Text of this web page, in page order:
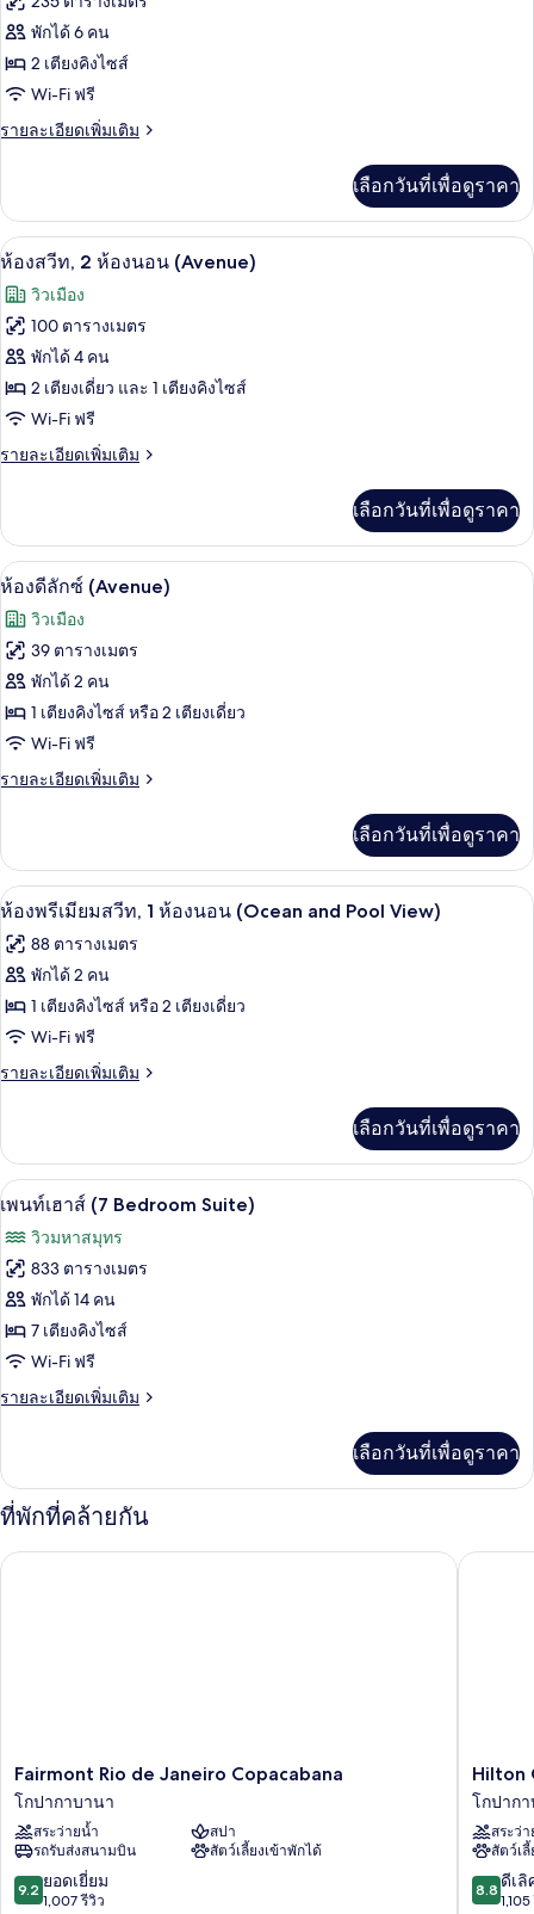
ของ
ห้อง
สวีท,
2
(Copacabana)
พักได้ 6 คน
2 เตียงคิงไซส์
Wi-Fi ฟรี
รายละเอียดเพิ่มเติม
ราย
เกี่ยว
กับ
ห้อง
ท,
2
นอน
(Copacabana)
เลือกวันที่เพื่อดูราคา
เปิด
ภาพถ่าย
ทั้งหมด
ของ
ห้อง
สวีท,
2
(Avenue)
เครื่องนอนระดับพรีเมียม, มินิบาร์, ตู้นิ
6
ห้องสวีท, 2 ห้องนอน (Avenue)
วิวเมือง
100 ตารางเมตร
พักได้ 4 คน
2 เตียงเดี่ยว และ 1 เตียงคิงไซส์
Wi-Fi ฟรี
รายละเอียดเพิ่มเติม
ราย
เกี่ยว
กับ
ห้อง
ท,
2
นอน
(Avenue)
เลือกวันที่เพื่อดูราคา
เปิด
ภาพถ่าย
ทั้งหมด
ของ
ห้อง
ดี
ลัก
(Avenue)
เครื่องนอนระดับพรีเมียม, มินิบาร์, ตู้นิ
7
ห้องดีลักซ์ (Avenue)
วิวเมือง
39 ตารางเมตร
พักได้ 2 คน
1 เตียงคิงไซส์ หรือ 2 เตียงเดี่ยว
Wi-Fi ฟรี
รายละเอียดเพิ่มเติม
ราย
เกี่ยว
กับ
ห้อง
ลัก
ซ์
เลือกวันที่เพื่อดูราคา
เปิด
ภาพถ่าย
ทั้งหมด
ของ
ห้อง
พรีเมียม
ห้อง
นอน
(Ocean
and
Pool
View)
เครื่องนอนระดับพรีเมียม, มินิบาร์, ตู้นิ
7
ห้องพรีเมียมสวีท, 1 ห้องนอน (Ocean and Pool View)
88 ตารางเมตร
พักได้ 2 คน
1 เตียงคิงไซส์ หรือ 2 เตียงเดี่ยว
Wi-Fi ฟรี
รายละเอียดเพิ่มเติม
ราย
เกี่ยว
กับ
ห้อง
สวี
ท,
ห้อง
นอน
(Ocean
and
Pool
เลือกวันที่เพื่อดูราคา
เปิด
ภาพถ่าย
ทั้งหมด
ของ
เพ
นท์
เฮา
(7
Bedroom
Suite)
เครื่องนอนระดับพรีเมียม, มินิบาร์, ตู้นิ
12
เพนท์เฮาส์ (7 Bedroom Suite)
วิวมหาสมุทร
833 ตารางเมตร
พักได้ 14 คน
7 เตียงคิงไซส์
Wi-Fi ฟรี
รายละเอียดเพิ่มเติม
ราย
เกี่ยว
กับ
เพ
เฮา
เลือกวันที่เพื่อดูราคา
ที่พักที่คล้ายกัน
Fairmont
Rio
de
Janeiro
Copacabana
โก
ปา
Fairmont Rio de Janeiro Copacabana
โกปากาบานา
สระว่ายน้ำ
สปา
รถรับส่งสนามบิน
สัตว์เลี้ยงเข้าพักได้
9.2
จาก
9.2 ยอดเยี่ยม
1,007 รีวิว
Fairmont Rio de Janeiro Copacabana
Hilton
Rio
de
Janeiro
โก
ปา
Hilton
โกปาก
สระว่
สัตว์เ
8.8
จาก
8.8 ดีเลิ
Hilton